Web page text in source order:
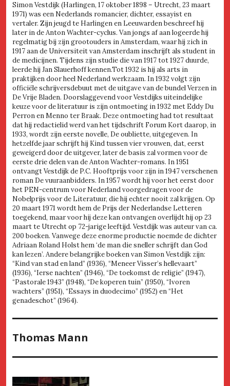
Simon Vestdijk (Harlingen, 17 oktober 1898 – Utrecht, 23 maart
1971) was een Nederlands romancier, dichter, essayist en
vertaler. Zijn jeugd te Harlingen en Leeuwarden beschreef hij
later in de Anton Wachter-cyclus. Van jongs af aan logeerde hij
regelmatig bij zijn grootouders in Amsterdam, waar hij zich in
1917 aan de Universiteit van Amsterdam inschrijft als student in
de medicijnen. Tijdens zijn studie die van 1917 tot 1927 duurde,
leerde hij Jan Slauerhoff kennen.Tot 1932 is hij als arts in
praktijken door heel Nederland werkzaam. In 1932 volgt zijn
officiële schrijversdebuut met de uitgave van de bundel Verzen in
De Vrije Bladen. Doorslaggevend voor Vestdijks uiteindelijke
keuze voor de literatuur is zijn ontmoeting in 1932 met Eddy Du
Perron en Menno ter Braak. Deze ontmoeting had tot resultaat
dat hij redactielid werd van het tijdschrift Forum Kort daarop, in
1933, wordt zijn eerste novelle, De oubliette, uitgegeven. In
hetzelfde jaar schrijft hij Kind tussen vier vrouwen, dat, eerst
geweigerd door de uitgever, later de basis zal vormen voor de
eerste drie delen van de Anton Wachter-romans. In 1951
ontvangt Vestdijk de P.C. Hooftprijs voor zijn in 1947 verschenen
roman De vuuraanbidders. In 1957 wordt hij voor het eerst door
het PEN-centrum voor Nederland voorgedragen voor de
Nobelprijs voor de Literatuur, die hij echter nooit zal krijgen. Op
20 maart 1971 wordt hem de Prijs der Nederlandse Letteren
toegekend, maar voor hij deze kan ontvangen overlijdt hij op 23
maart te Utrecht op 72-jarige leeftijd. Vestdijk was auteur van ca.
200 boeken. Vanwege deze enorme productie noemde de dichter
Adriaan Roland Holst hem ‘de man die sneller schrijft dan God
kan lezen’. Andere belangrijke boeken van Simon Vestdijk zijn:
“Kind van stad en land” (1936), “Meneer Visser’s hellevaart”
(1936), “Ierse nachten” (1946), “De toekomst de religie” (1947),
“Pastorale 1943” (1948), “De koperen tuin” (1950), “Ivoren
wachters” (1951), “Essays in duodecimo” (1952) en “Het
genadeschot” (1964).
Thomas Mann